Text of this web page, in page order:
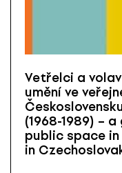
Vetřelci a
umění ve
(1968-1989) –
public space
in